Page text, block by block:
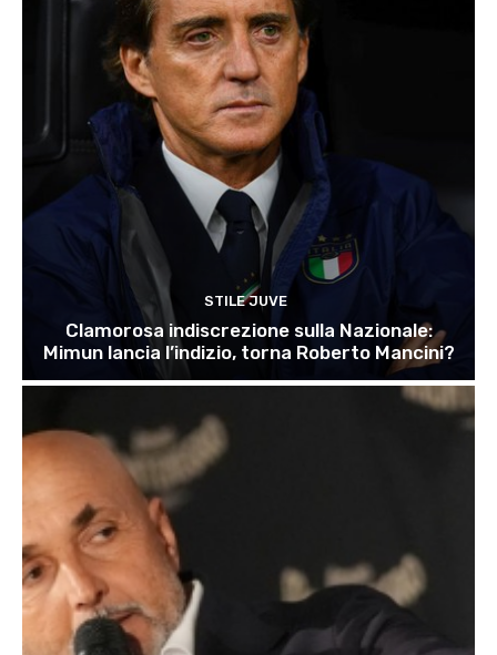
STILE JUVE
Clamorosa indiscrezione sulla Nazionale:
Mimun lancia l’indizio, torna Roberto Mancini?